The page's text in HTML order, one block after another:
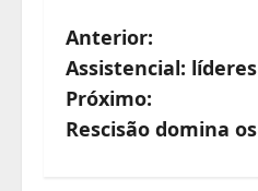
N
a
v
Anterior:
Assistencial:
Próximo:
Rescisão domina